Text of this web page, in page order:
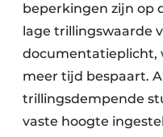
beperkingen zijn op
lage trillingswaarde
documentatieplicht,
meer tijd bespaart.
trillingsdempende
vaste hoogte